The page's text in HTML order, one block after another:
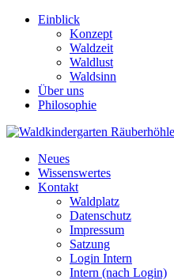
Einblick
Konzept
Waldzeit
Waldlust
Waldsinn
Über uns
Philosophie
Neues
Wissenswertes
Kontakt
Waldplatz
Datenschutz
Impressum
Satzung
Login Intern
Intern (nach Login)